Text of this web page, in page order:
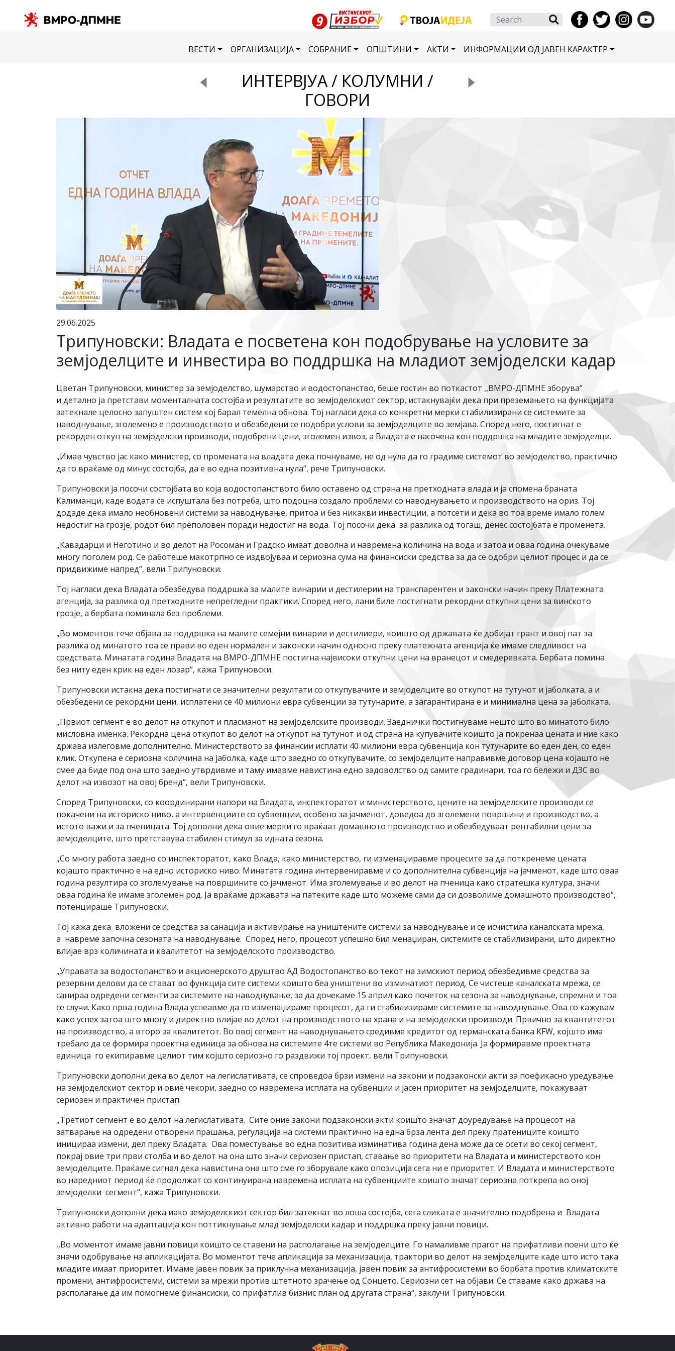
Search
ВЕСТИ ОРГАНИЗАЦИЈА СОБРАНИЕ ОПШТИНИ АКТИ ИНФОРМАЦИИ ОД ЈАВЕН КАРАКТЕР
ИНТЕРВЈУА / КОЛУМНИ /
ГОВОРИ
29.06.2025
Трипуновски: Владата е посветена кон подобрување на условите за
земјоделците и инвестира во поддршка на младиот земјоделски кадар
Цветан Трипуновски, министер за земјоделство, шумарство и водостопанство, беше гостин во поткастот ,,ВМРО-ДПМНЕ зборува“
и детално ја претстави моменталната состојба и резултатите во земјоделскиот сектор, истакнувајќи дека при преземањето на функцијата
затекнале целосно запуштен систем кој барал темелна обнова. Тој нагласи дека со конкретни мерки стабилизирани се системите за
наводнување, зголемено е производството и обезбедени се подобри услови за земјоделците во земјава. Според него, постигнат е
рекорден откуп на земјоделски производи, подобрени цени, зголемен извоз, а Владата е насочена кон поддршка на младите земјоделци.
„Имав чувство јас како министер, со промената на владата дека почнуваме, не од нула да го градиме системот во земјоделство, практично
да го враќаме од минус состојба, да е во една позитивна нула“, рече Трипуновски.
Трипуновски ја посочи состојбата во која водостопанството било оставено од страна на претходната влада и ја спомена браната
Калиманци, каде водата се испуштала без потреба, што подоцна создало проблеми со наводнувањето и производството на ориз. Тој
додаде дека имало необновени системи за наводнување, притоа и без никакви инвестиции, а потсети и дека во тоа време имало голем
недостиг на грозје, родот бил преполовен поради недостиг на вода. Тој посочи дека за разлика од тогаш, денес состојбата е променета.
„Кавадарци и Неготино и во делот на Росоман и Градско имаат доволна и навремена количина на вода и затоа и оваа година очекуваме
многу поголем род. Се работеше макотрпно се издвојуваа и сериозна сума на финансиски средства за да се одобри целиот процес и да се
придвижиме напред“, вели Трипуновски.
Тој нагласи дека Владата обезбедува поддршка за малите винарии и дестилерии на транспарентен и законски начин преку Платежната
агенција, за разлика од претходните непрегледни практики. Според него, лани биле постигнати рекордни откупни цени за винското
грозје, а бербата поминала без проблеми.
„Во моментов тече објава за поддршка на малите семејни винарии и дестилиери, коишто од државата ќе добијат грант и овој пат за
разлика од минатото тоа се прави во еден нормален и законски начин односно преку платежната агенција ќе имаме следливост на
средствата. Минататa година Владата на ВМРО-ДПМНЕ постигна највисоки откупни цени на вранецот и смедеревката. Бербата помина
без ниту еден крик на еден лозар“, кажа Трипуновски.
Трипуновски истакна дека постигнати се значителни резултати со откупувачите и земјоделците во откупот на тутунот и јаболката, а и
обезбедени се рекордни цени, исплатени се 40 милиони евра субвенции за тутунарите, а загарантирана е и минимална цена за јаболката.
„Првиот сегмент е во делот на откупот и пласманот на земјоделските производи. Заеднички постигнуваме нешто што во минатото било
мисловна именка. Рекордна цена откупот во делот на откупот на тутунот и од страна на купувачите коишто ја покренаа цената и ние како
држава излеговме дополнително. Министерството за финансии исплати 40 милиони евра субвенција кон тутунарите во еден ден, со еден
клик. Откупена е сериозна количина на јаболка, каде што заедно со откупувачите, со земјоделците направивме договор цена којашто не
смее да биде под она што заедно утврдивме и таму имавме навистина едно задоволство од самите градинари, тоа го бележи и ДЗС во
делот на извозот на овој бренд“, вели Трипуновски.
Според Трипуновски, со координирани напори на Владата, инспекторатот и министерството, цените на земјоделските производи се
покачени на историско ниво, а интервенциите со субвенции, особено за јачменот, доведоа до зголемени површини и производство, а
истото важи и за пченицата. Тој дополни дека овие мерки го враќаат домашното производство и обезбедуваат рентабилни цени за
земјоделците, што претставува стабилен стимул за идната сезона.
„Со многу работа заедно со инспекторатот, како Влада, како министерство, ги изменаџиравме процесите за да поткренеме цената
којашто практично е на едно историско ниво. Минатата година интервениравме и со дополнителна субвенција на јачменот, каде што оваа
година резултира со зголемување на површините со јачменот. Има зголемување и во делот на пченица како стратешка култура, значи
оваа година ќе имаме зголемен род. Ја враќаме државата на патеките каде што можеме сами да си дозволиме домашното производство“,
потенцираше Трипуновски.
Тој кажа дека вложени се средства за санација и активирање на уништените системи за наводнување и се исчистила каналската мрежа,
а навреме започна сезоната на наводнување. Според него, процесот успешно бил менаџиран, системите се стабилизирани, што директно
влијае врз количината и квалитетот на земјоделското производство.
„Управата за водостопанство и акционерското друштво АД Водостопанство во текот на зимскиот период обезбедивме средства за
резервни делови да се стават во функција сите системи коишто беа уништени во изминатиот период. Се чистеше каналската мрежа, се
санираа одредени сегменти за системите на наводнување, за да дочекаме 15 април како почеток на сезона за наводнување, спремни и тоа
се случи. Како прва година Влада успеавме да го изменаџираме процесот, да ги стабилизираме системите за наводнување. Ова го кажувам
како успех затоа што многу и директно влијае во делот на производството на храна и на земјоделски производи. Првично за квантитетот
на производство, а второ за квалитетот. Во овој сегмент на наводнувањето средивме кредитот од германската банка KFW, којшто има
требало да се формира проектна единица за обнова на системите 4те системи во Република Македонија. Jа формиравме проектната
единица го екипиравме целиот тим којшто сериозно го раздвижи тој проект, вели Трипуновски.
Трипуновски дополни дека во делот на легислативата, се спроведоа брзи измени на закони и подзаконски акти за поефикасно уредување
на земјоделскиот сектор и овие чекори, заедно со навремена исплата на субвенции и јасен приоритет на земјоделците, покажуваат
сериозен и практичен пристап.
„Третиот сегмент е во делот на легислативата. Сите оние закони подзаконски акти коишто значат доуредување на процесот на
затварање на одредени отворени прашања, регулација на системи практично на една брза лента дел преку пратениците коишто
иницираа измени, дел преку Владата. Ова поместување во една позитива изминатива година дена може да се осети во секој сегмент,
покрај овие три први столба и во делот на она што значи сериозен пристап, ставање во приоритети на Владата и министерството кон
земјоделците. Праќаме сигнал дека навистина она што сме го зборувале како опозиција сега ни е приоритет. И Владата и министерството
во наредниот период ќе продолжат со континуирана навремена исплата на субвенциите коишто значат сериозна поткрепа во оној
земјоделки сегмент“, кажа Трипуновски.
Трипуновски дополни дека иако земјоделскиот сектор бил затекнат во лоша состојба, сега сликата е значително подобрена и Владата
активно работи на адаптација кон поттикнување млад земјоделски кадар и поддршка преку јавни повици.
,,Во моментот имаме јавни повици коишто се ставени на располагање на земјоделците. Го намаливме прагот на прифатливи поени што ќе
значи одобрување на апликацијата. Во моментот тече апликација за механизација, трактори во делот на земјоделците каде што исто така
младите имаат приоритет. Имаме јавен повик за приклучна механизација, јавен повик за антифросистеми во борбата против климатските
промени, антифросистеми, системи за мрежи против штетното зрачење од Сонцето. Сериозни сет на објави. Се ставаме како држава на
располагање да им помогнеме финансиски, со прифатлив бизнис план од другата страна“, заклучи Трипуновски.